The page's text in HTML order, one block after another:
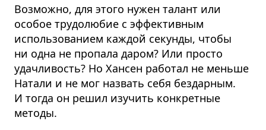
Возможно, для этого нужен талант или
особое трудолюбие с эффективным
использованием каждой секунды, чтобы
ни одна не пропала даром? Или просто
удачливость? Но Хансен работал не меньше
Натали и не мог назвать себя бездарным.
И тогда он решил изучить конкретные
методы.